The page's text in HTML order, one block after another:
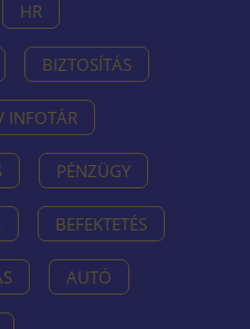
HR
BIZTOSÍTÁS
INFOTÁR
PÉNZÜGY
BEFEKTETÉS
AUTÓ